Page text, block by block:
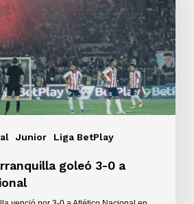
Junior Liga BetPlay
goleó 3-0 a